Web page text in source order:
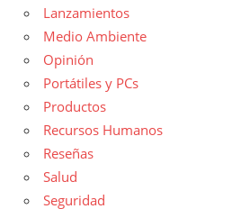
Lanzamientos
Medio Ambiente
Opinión
Portátiles y PCs
Productos
Recursos Humanos
Reseñas
Salud
Seguridad